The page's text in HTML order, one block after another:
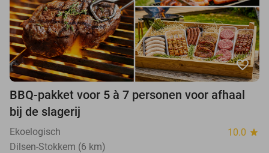
favorite_border
BBQ-pakket voor 5 à 7 personen voor afhaal
bij de slagerij
Ekoelogisch 10.0 star
Dilsen-Stokkem (6 km)